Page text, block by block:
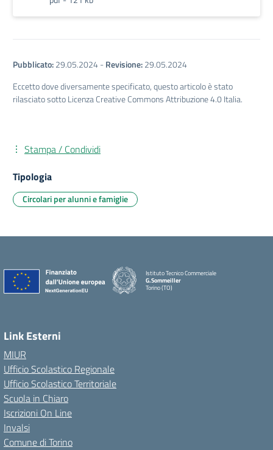
Pubblicato:29.05.2024-Revisione:29.05.2024
Eccetto dove diversamente specificato, questo articolo è stato
rilasciato sotto Licenza Creative Commons Attribuzione 4.0 Italia.
Stampa / Condividi
Tipologia
Circolari per alunni e famiglie
Istituto Tecnico Commerciale
G.Sommeiller
Torino (TO)
Link Esterni
MIUR
Ufficio Scolastico Regionale
Ufficio Scolastico Territoriale
Scuola in Chiaro
Iscrizioni On Line
Invalsi
Comune di Torino